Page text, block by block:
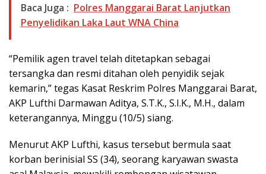
Baca Juga : Polres Manggarai Barat Lanjutkan
Penyelidikan Laka Laut WNA China
“Pemilik agen travel telah ditetapkan sebagai
tersangka dan resmi ditahan oleh penyidik sejak
kemarin,” tegas Kasat Reskrim Polres Manggarai Barat,
AKP Lufthi Darmawan Aditya, S.T.K., S.I.K., M.H., dalam
keterangannya, Minggu (10/5) siang.
Menurut AKP Lufthi, kasus tersebut bermula saat
korban berinisial SS (34), seorang karyawan swasta